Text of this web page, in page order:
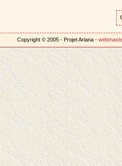
Copyright © 2005 - Projet Ariana -